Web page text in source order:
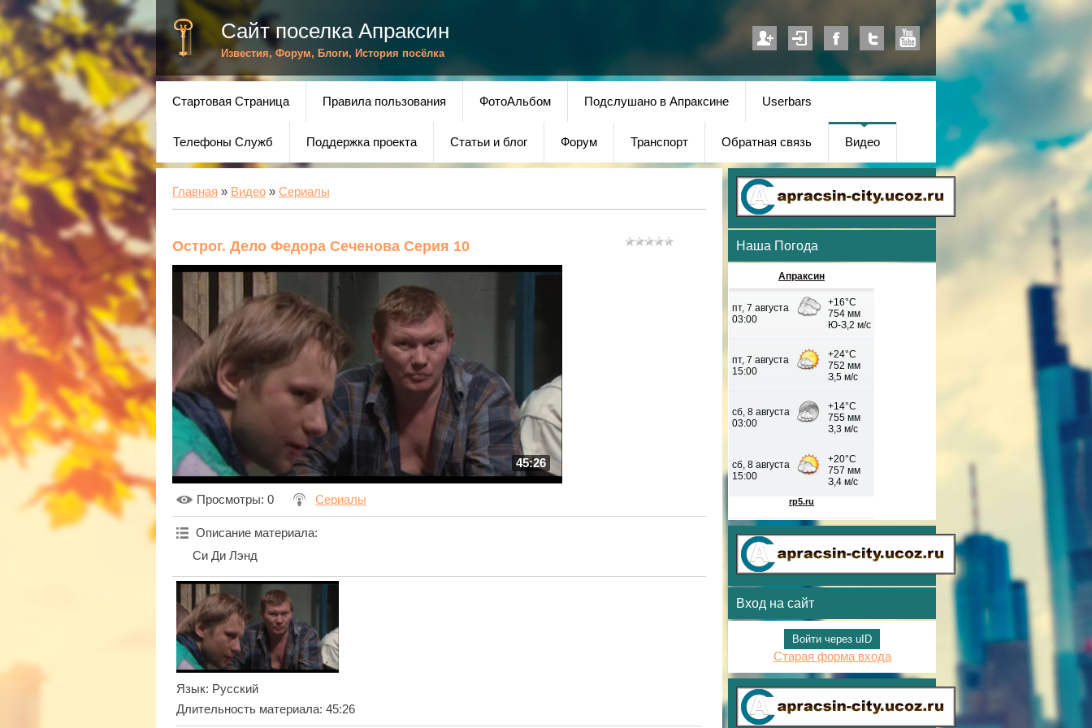
Сайт поселка Апраксин
Известия, Форум, Блоги, История посёлка
Стартовая Страница Правила пользования ФотоАльбом Подслушано в Апраксине Userbars
Телефоны Служб Поддержка проекта Статьи и блог Форум Транспорт Обратная связь Видео
Главная » Видео » Сериалы
Острог. Дело Федора Сеченова Серия 10
45:26
Просмотры: 0 Сериалы
Описание материала:
Си Ди Лэнд
Язык: Русский
Длительность материала: 45:26
Наша Погода
Апраксин
Вход на сайт
Войти через uID
Старая форма входа